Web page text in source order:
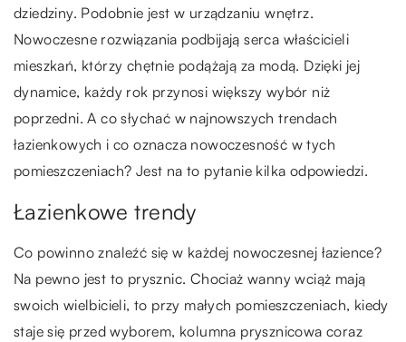
dziedziny. Podobnie jest w urządzaniu wnętrz.
Nowoczesne rozwiązania podbijają serca właścicieli
mieszkań, którzy chętnie podążają za modą. Dzięki jej
dynamice, każdy rok przynosi większy wybór niż
poprzedni. A co słychać w najnowszych trendach
łazienkowych i co oznacza nowoczesność w tych
pomieszczeniach? Jest na to pytanie kilka odpowiedzi.
Łazienkowe trendy
Co powinno znaleźć się w każdej nowoczesnej łazience?
Na pewno jest to prysznic. Chociaż wanny wciąż mają
swoich wielbicieli, to przy małych pomieszczeniach, kiedy
staje się przed wyborem, kolumna prysznicowa coraz